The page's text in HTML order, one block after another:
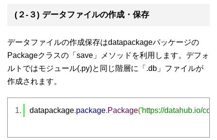
(２-３) データファイルの作成・保存
データファイルの作成保存はdatapackageパッケージの
Packageクラスの「save」メソッドを利用します。デフォ
ルトではモジュール(.py)と同じ階層に「.db」ファイルが
作成されます。
datapackage.package.Package('https://datahub.io/